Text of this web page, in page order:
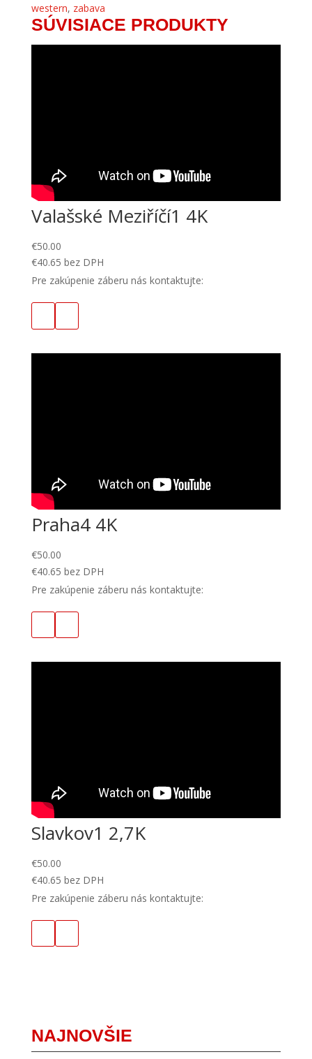
western, zabava
SÚVISIACE PRODUKTY
Valašské Meziříčí1 4K
€50.00
€40.65 bez DPH
Pre zakúpenie záberu nás kontaktujte:
Praha4 4K
€50.00
€40.65 bez DPH
Pre zakúpenie záberu nás kontaktujte:
Slavkov1 2,7K
€50.00
€40.65 bez DPH
Pre zakúpenie záberu nás kontaktujte:
NAJNOVŠIE